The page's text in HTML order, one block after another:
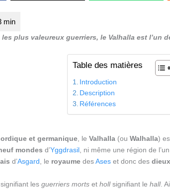
plus valeureux guerriers, le Valhalla est l’un
Table des matières
Introduction
Description
Références
et germanique, le Valhalla (ou Walhalla)
mondes d’Yggdrasil, ni même une région de
d’Asgard, le royaume desAses et donc des dieux
signifiant les guerriers morts et hollsignifiant le hall.